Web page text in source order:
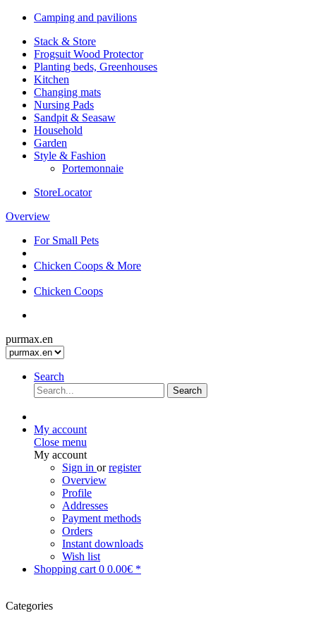
Camping and pavilions
Stack & Store
Frogsuit Wood Protector
Planting beds, Greenhouses
Kitchen
Changing mats
Nursing Pads
Sandpit & Seasaw
Household
Garden
Style & Fashion
Portemonnaie
StoreLocator
Overview
For Small Pets
Chicken Coops & More
Chicken Coops
purmax.en
Search
Search
My account
Close menu
My account
Sign in orregister
Overview
Profile
Addresses
Payment methods
Orders
Instant downloads
Wish list
Shopping cart 0 0.00€ *
Categories